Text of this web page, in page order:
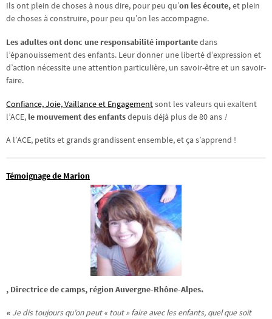
Ils ont plein de choses à nous dire, pour peu qu’on les écoute,et plein
de choses à construire, pour peu qu’on les accompagne.
Les adultes ont donc une responsabilité importantedans
l’épanouissement des enfants. Leur donner une liberté d’expression et
d’action nécessite une attention particulière, un savoir-être et un savoir-
faire.
Confiance, Joie, Vaillance et Engagementsont les valeurs qui exaltent
l’ACE, le mouvement des enfantsdepuis déjà plus de 80 ans !
A l’ACE, petits et grands grandissent ensemble, et ça s’apprend !
Témoignage de Marion
, Directrice de camps, région Auvergne-Rhône-Alpes.
« Je dis toujours qu’on peut « tout » faire avec les enfants, quel que soit